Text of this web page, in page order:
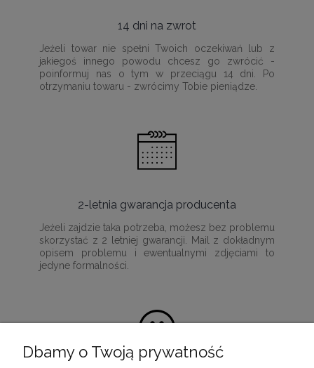
14 dni na zwrot
Jeżeli towar nie spełni Twoich oczekiwań lub z
jakiegoś innego powodu chcesz go zwrócić -
poinformuj nas o tym w przeciągu 14 dni. Po
otrzymaniu towaru - zwrócimy Tobie pieniądze.
2-letnia gwarancja producenta
Jeżeli zajdzie taka potrzeba, możesz bez problemu
skorzystać z 2 letniej gwarancji. Mail z dokładnym
opisem problemu i ewentualnymi zdjęciami to
jedyne formalności.
Dbamy o Twoją prywatność